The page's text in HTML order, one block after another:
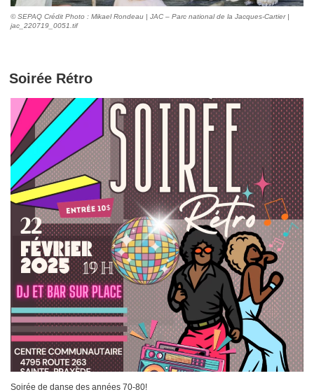
© SEPAQ Crédit Photo : Mikael Rondeau | JAC – Parc national de la Jacques-Cartier |
jac_220719_0051.tif
Soirée Rétro
Soirée de danse des années 70-80!